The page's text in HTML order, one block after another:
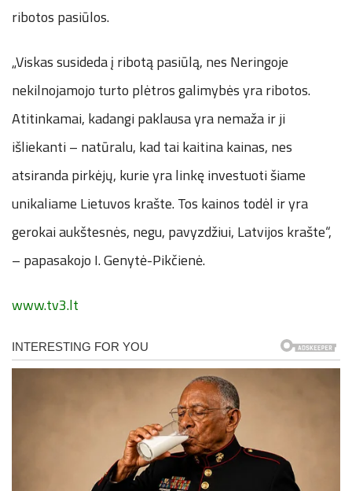
ribotos pasiūlos.
„Viskas susideda į ribotą pasiūlą, nes Neringoje
nekilnojamojo turto plėtros galimybės yra ribotos.
Atitinkamai, kadangi paklausa yra nemaža ir ji
išliekanti – natūralu, kad tai kaitina kainas, nes
atsiranda pirkėjų, kurie yra linkę investuoti šiame
unikaliame Lietuvos krašte. Tos kainos todėl ir yra
gerokai aukštesnės, negu, pavyzdžiui, Latvijos krašte“,
– papasakojo I. Genytė-Pikčienė.
www.tv3.lt